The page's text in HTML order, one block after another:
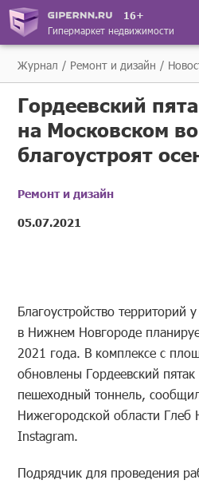
16+
Гипермаркет недвижимости
Журнал Ремонт и дизайн
Гордеевский
на Московском
благоустроят
Ремонт и дизайн
05.07.2021
Благоустройство территорий
в Нижнем Новгороде
2021 года. В комплексе с
обновлены Гордеевский
пешеходный тоннель,
Нижегородской области Глеб
Instagram.
Подрядчик для проведения